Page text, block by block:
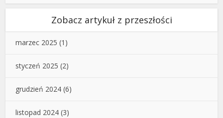
Zobacz artykuł z przeszłości
marzec 2025 (1)
styczeń 2025 (2)
grudzień 2024 (6)
listopad 2024 (3)